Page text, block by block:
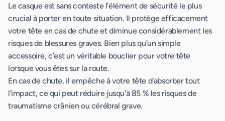
Le casque est sans conteste l’élément de sécurité le plus
crucial à porter en toute situation. Il protège efficacement
votre tête en cas de chute et diminue considérablement les
risques de blessures graves. Bien plus qu’un simple
accessoire, c’est un véritable bouclier pour votre tête
lorsque vous êtes sur la route.
En cas de chute, il empêche à votre tête d'absorber tout
l'impact, ce qui peut réduire jusqu'à 85 % les risques de
traumatisme crânien ou cérébral grave.